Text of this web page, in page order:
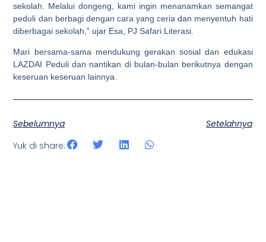
sekolah. Melalui dongeng, kami ingin menanamkan semangat
peduli dan berbagi dengan cara yang ceria dan menyentuh hati
diberbagai sekolah,” ujar Esa, PJ Safari Literasi.
Mari bersama-sama mendukung gerakan sosial dan edukasi
LAZDAI Peduli dan nantikan di bulan-bulan berikutnya dengan
keseruan keseruan lainnya.
Sebelumnya
Setelahnya
Yuk di share: